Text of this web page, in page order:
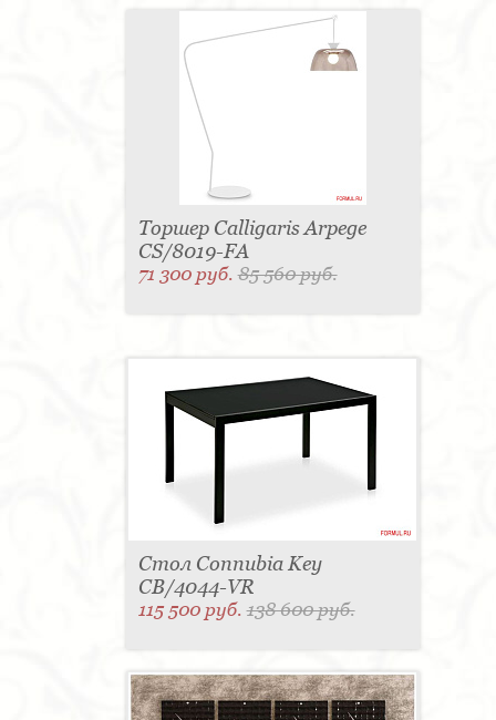
Торшер Calligaris Arpege
CS/8019-FA
71 300 руб.85 560 руб.
Стол Connubia Key
CB/4044-VR
115 500 руб.138 600 руб.